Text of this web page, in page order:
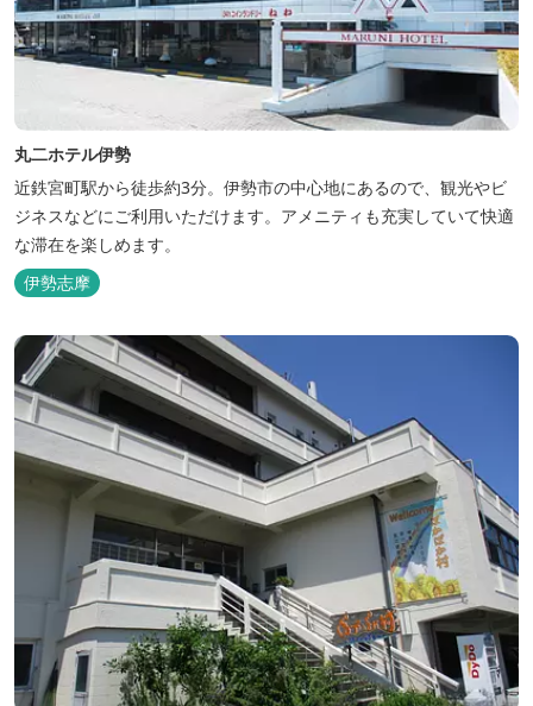
丸二ホテル伊勢
近鉄宮町駅から徒歩約3分。伊勢市の中心地にあるので、観光やビ
ジネスなどにご利用いただけます。アメニティも充実していて快適
な滞在を楽しめます。
伊勢志摩